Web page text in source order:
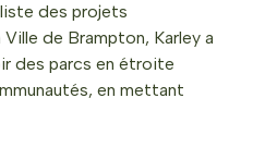
des projets
de Brampton, Karley a
des parcs en étroite
en mettant